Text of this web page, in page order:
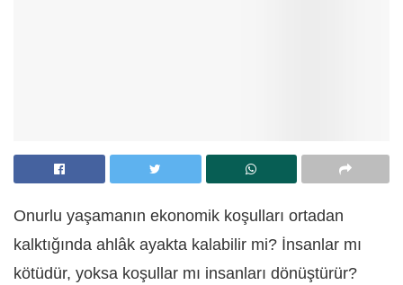
Onurlu yaşamanın ekonomik koşulları ortadan
kalktığında ahlâk ayakta kalabilir mi? İnsanlar mı
kötüdür, yoksa koşullar mı insanları dönüştürür?